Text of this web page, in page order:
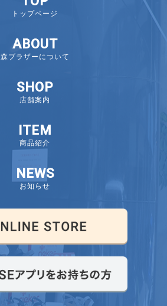
トップページ
ABOUT
森ブラザーについて
SHOP
店舗案内
ITEM
商品紹介
NEWS
お知らせ